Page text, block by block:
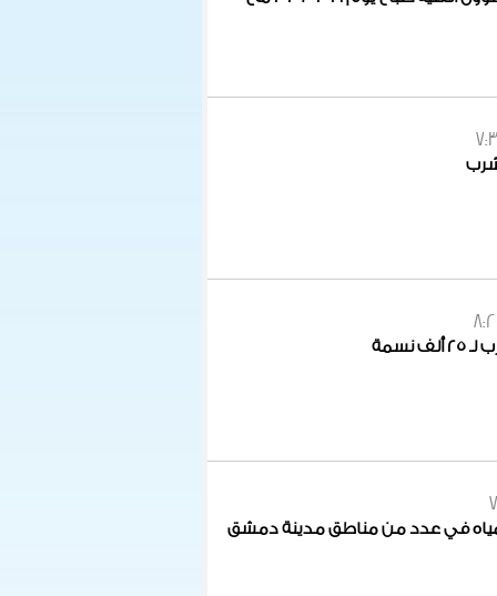
نسمة
في عدد من مناطق مدينة دمشق